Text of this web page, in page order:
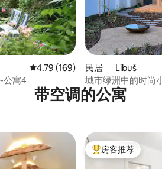
条评价平均评分 4.79 分（满分 5 分），
4.79 (169)
寓4
民居 ｜ Libuš
城市绿洲中的时尚
带空调的公寓
热门「房客推荐」
房客推荐